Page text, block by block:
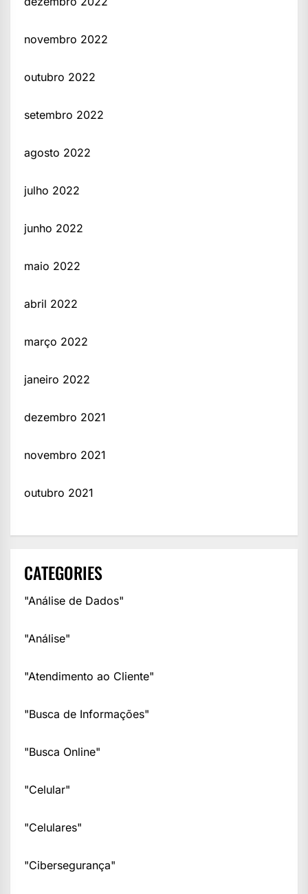
novembro 2022
outubro 2022
setembro 2022
agosto 2022
julho 2022
junho 2022
maio 2022
abril 2022
março 2022
janeiro 2022
dezembro 2021
novembro 2021
outubro 2021
CATEGORIES
"Análise de Dados"
"Análise"
"Atendimento ao Cliente"
"Busca de Informações"
"Busca Online"
"Celular"
"Celulares"
"Cibersegurança"